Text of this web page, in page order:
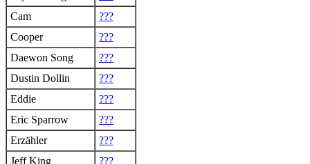
Cam
???
Cooper
???
Daewon Song
???
Dustin Dollin
???
Eddie
???
Eric Sparrow
???
Erzähler
???
Jeff King
???